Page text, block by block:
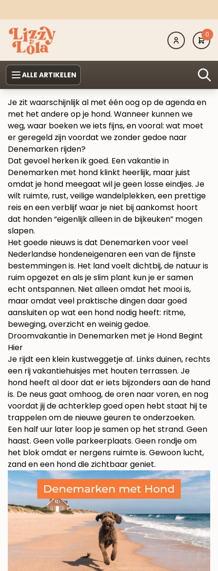
0
ALLE ARTIKELEN
Je zit waarschijnlijk al met één oog op de agenda en
met het andere op je hond. Wanneer kunnen we
weg, waar boeken we iets fijns, en vooral: wat moet
er geregeld zijn voordat we zonder gedoe naar
Denemarken rijden?
Dat gevoel herken ik goed. Een vakantie in
Denemarken met hond klinkt heerlijk, maar juist
omdat je hond meegaat wil je geen losse eindjes. Je
wilt ruimte, rust, veilige wandelplekken, een prettige
reis en een verblijf waar je niet bij aankomst hoort
dat honden “eigenlijk alleen in de bijkeuken” mogen
slapen.
Het goede nieuws is dat Denemarken voor veel
Nederlandse hondeneigenaren een van de fijnste
bestemmingen is. Het land voelt dichtbij, de natuur is
ruim opgezet en als je slim plant kun je er samen
echt ontspannen. Niet alleen omdat het mooi is,
maar omdat veel praktische dingen daar goed
aansluiten op wat een hond nodig heeft: ritme,
beweging, overzicht en weinig gedoe.
Droomvakantie in Denemarken met je Hond Begint
Hier
Je rijdt een klein kustweggetje af. Links duinen, rechts
een rij vakantiehuisjes met houten terrassen. Je
hond heeft al door dat er iets bijzonders aan de hand
is. De neus gaat omhoog, de oren naar voren, en nog
voordat jij de achterklep goed open hebt staat hij te
trappelen om de nieuwe geuren te onderzoeken.
Een half uur later loop je samen op het strand. Geen
haast. Geen volle parkeerplaats. Geen rondje om
het blok omdat er nergens ruimte is. Gewoon lucht,
zand en een hond die zichtbaar geniet.